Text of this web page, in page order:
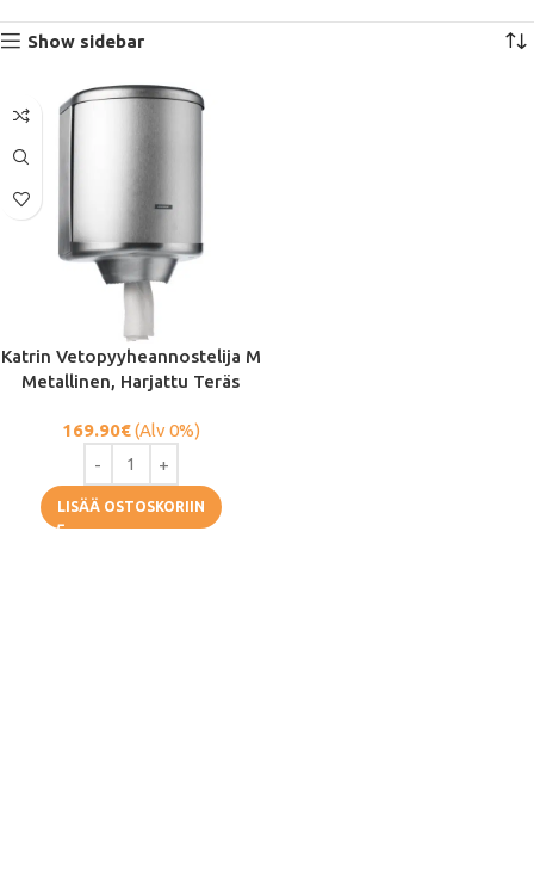
Show sidebar
Katrin Vetopyyheannostelija M
Metallinen, Harjattu Teräs
169.90€(Alv 0%)
LISÄÄ OSTOSKORIIN